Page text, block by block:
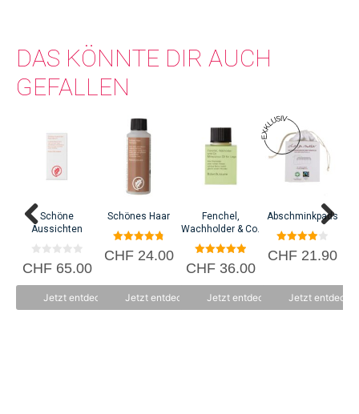
DAS KÖNNTE DIR AUCH
GEFALLEN
Schöne
Aussichten
0
v
CHF65.00
Jetzt entdecken
Schönes Haar
4.83
von 5
CHF24.00
Jetzt entdecken
Fenchel,
Wachholder & Co.
5.00
von 5
CHF36.00
Jetzt entdecken
Abschminkpads
4.00
von 5
CHF21.90
Jetzt